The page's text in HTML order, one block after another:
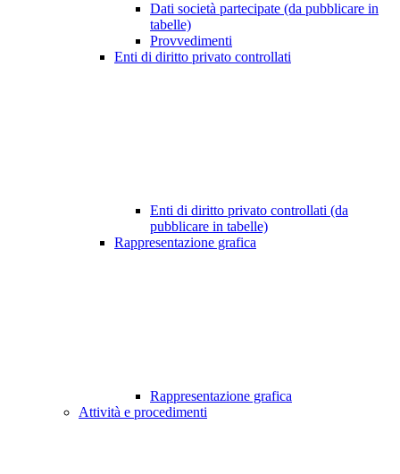
Dati società partecipate (da pubblicare in
tabelle)
Provvedimenti
Enti di diritto privato controllati
Enti di diritto privato controllati (da
pubblicare in tabelle)
Rappresentazione grafica
Rappresentazione grafica
Attività e procedimenti